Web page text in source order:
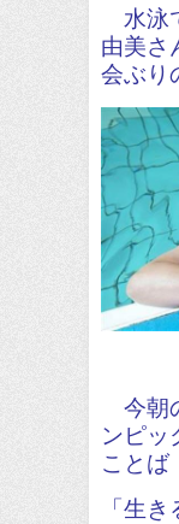
水泳
由美さ
会ぶり
今朝
ンピッ
ことば
「生